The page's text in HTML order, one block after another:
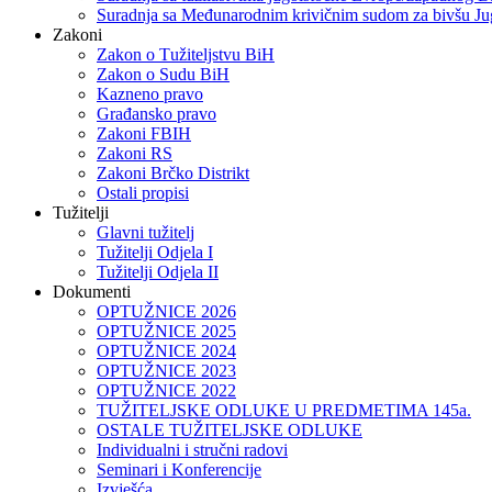
Suradnja sa Međunarodnim krivičnim sudom za bivšu
Zakoni
Zakon o Тužiteljstvu BiH
Zakon o Sudu BiH
Kazneno pravo
Građansko pravo
Zakoni FBIH
Zakoni RS
Zakoni Brčko Distrikt
Ostali propisi
Tužitelji
Glavni tužitelj
Tužitelji Odjela I
Tužitelji Odjela II
Dokumenti
OPTUŽNICE 2026
OPTUŽNICE 2025
OPTUŽNICE 2024
OPTUŽNICE 2023
OPTUŽNICE 2022
TUŽITELJSKE ODLUKE U PREDMETIMA 145a.
OSTALE TUŽITELJSKE ODLUKE
Individualni i stručni radovi
Seminari i Konferencije